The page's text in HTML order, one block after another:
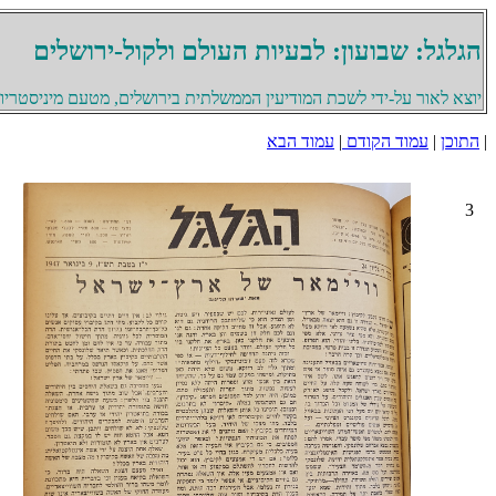
הגלגל: שבועון: לבעיות העולם ולקול-ירושלים
יוצא לאור על-ידי לשכת המודיעין הממשלתית בירושלים, מטעם
| התוכן | עמוד הקודם | עמוד הבא
3